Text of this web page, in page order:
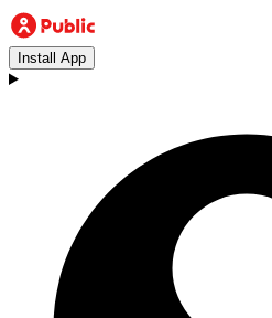
Install App